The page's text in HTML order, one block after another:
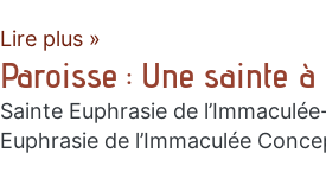
Lire plus »
Paroisse : Une sainte à
Sainte Euphrasie de
Euphrasie de l’Immaculée